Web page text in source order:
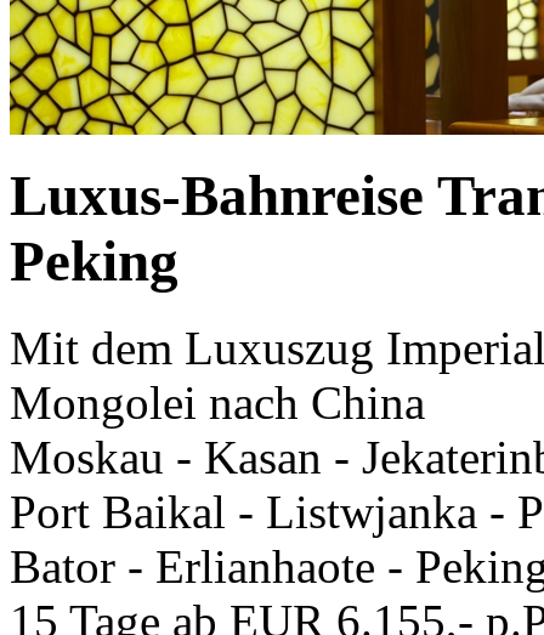
Luxus-Bahnreise
Peking
Mit dem Luxuszug
Mongolei nach China
Moskau - Kasan -
Port Baikal - Listwjanka -
Bator - Erlianhaote -
15 Tage ab EUR 6.155,-